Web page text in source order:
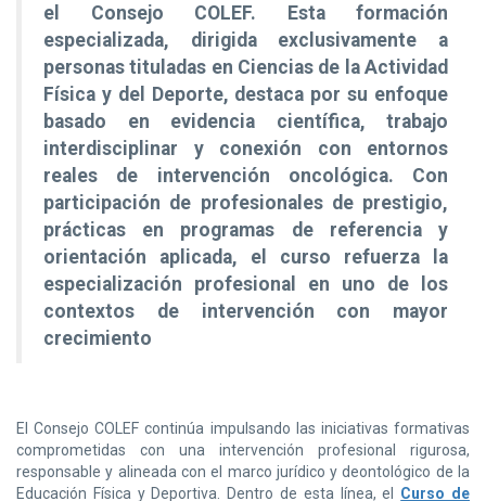
el Consejo COLEF. Esta formación
especializada, dirigida exclusivamente a
personas tituladas en Ciencias de la Actividad
Física y del Deporte, destaca por su enfoque
basado en evidencia científica, trabajo
interdisciplinar y conexión con entornos
reales de intervención oncológica. Con
participación de profesionales de prestigio,
prácticas en programas de referencia y
orientación aplicada, el curso refuerza la
especialización profesional en uno de los
contextos de intervención con mayor
crecimiento
El Consejo COLEF continúa impulsando las iniciativas formativas
comprometidas con una intervención profesional rigurosa,
responsable y alineada con el marco jurídico y deontológico de la
Educación Física y Deportiva. Dentro de esta línea, el Curso de